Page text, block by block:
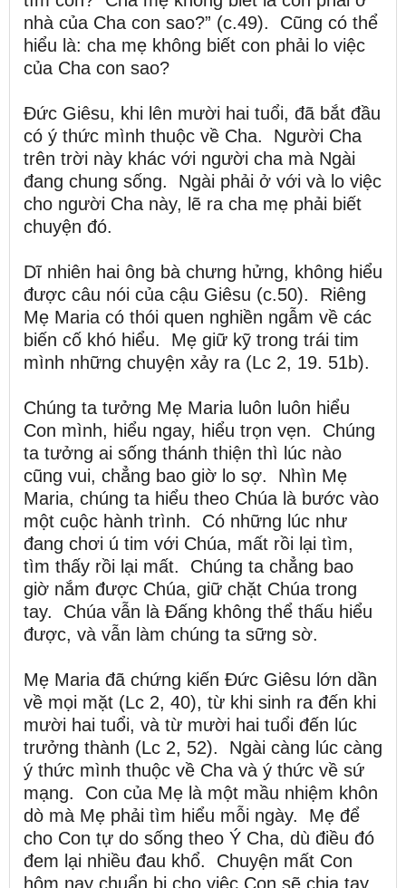
nhà của Cha con sao?” (c.49). Cũng có thể
hiểu là: cha mẹ không biết con phải lo việc
của Cha con sao?
Đức Giêsu, khi lên mười hai tuổi, đã bắt đầu
có ý thức mình thuộc về Cha. Người Cha
trên trời này khác với người cha mà Ngài
đang chung sống. Ngài phải ở với và lo việc
cho người Cha này, lẽ ra cha mẹ phải biết
chuyện đó.
Dĩ nhiên hai ông bà chưng hửng, không hiểu
được câu nói của cậu Giêsu (c.50). Riêng
Mẹ Maria có thói quen nghiền ngẫm về các
biến cố khó hiểu. Mẹ giữ kỹ trong trái tim
mình những chuyện xảy ra (Lc 2, 19. 51b).
Chúng ta tưởng Mẹ Maria luôn luôn hiểu
Con mình, hiểu ngay, hiểu trọn vẹn. Chúng
ta tưởng ai sống thánh thiện thì lúc nào
cũng vui, chẳng bao giờ lo sợ. Nhìn Mẹ
Maria, chúng ta hiểu theo Chúa là bước vào
một cuộc hành trình. Có những lúc như
đang chơi ú tim với Chúa, mất rồi lại tìm,
tìm thấy rồi lại mất. Chúng ta chẳng bao
giờ nắm được Chúa, giữ chặt Chúa trong
tay. Chúa vẫn là Đấng không thể thấu hiểu
được, và vẫn làm chúng ta sững sờ.
Mẹ Maria đã chứng kiến Đức Giêsu lớn dần
về mọi mặt (Lc 2, 40), từ khi sinh ra đến khi
mười hai tuổi, và từ mười hai tuổi đến lúc
trưởng thành (Lc 2, 52). Ngài càng lúc càng
ý thức mình thuộc về Cha và ý thức về sứ
mạng. Con của Mẹ là một mầu nhiệm khôn
dò mà Mẹ phải tìm hiểu mỗi ngày. Mẹ để
cho Con tự do sống theo Ý Cha, dù điều đó
đem lại nhiều đau khổ. Chuyện mất Con
hôm nay chuẩn bị cho việc Con sẽ chia tay